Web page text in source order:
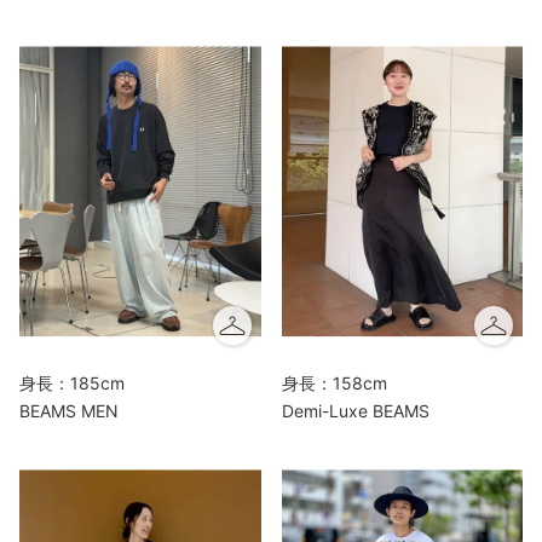
身長：185cm
BEAMS MEN
身長：158cm
Demi-Luxe BEAMS